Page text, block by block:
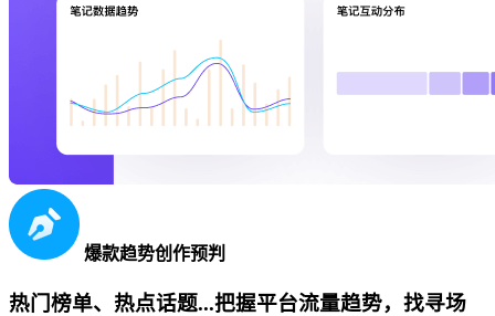
爆款趋势创作预判
热门榜单、热点话题...把握平台流量趋势，找寻场